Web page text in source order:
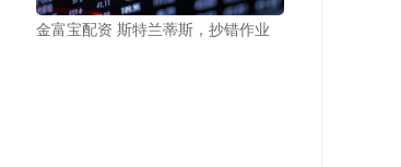
金富宝配资 斯特兰蒂斯，抄错作业